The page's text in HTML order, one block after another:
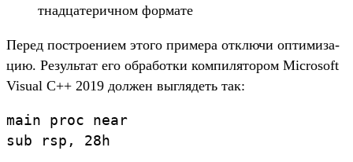
тнад­цатерич­ном фор­мате
Пе­ред пос­тро­ением это­го при­мера отклю­чи опти­миза­
цию. Резуль­тат его обра­бот­ки ком­пилято­ром Microsoft
Visual C++ 2019 дол­жен выг­лядеть так:
main proc
near
sub
rsp , 28h